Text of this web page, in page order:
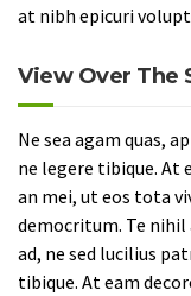
at nibh epicuri
View Over The
Ne sea agam quas,
ne legere tibique. At
an mei, ut eos tota
democritum. Te nihil
ad, ne sed lucilius
tibique. At eam